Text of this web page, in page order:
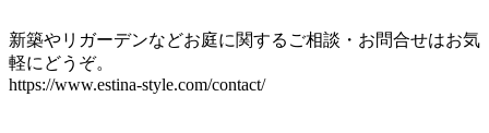
新築やリガーデンなどお庭に関するご相談・お問合せはお気
軽にどうぞ。
https://www.estina-style.com/contact/